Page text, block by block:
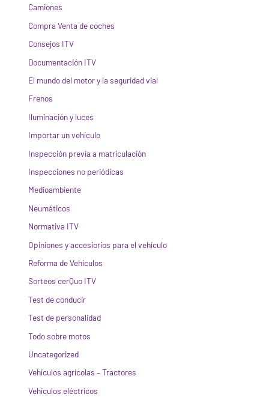
Camiones
Compra Venta de coches
Consejos ITV
Documentación ITV
El mundo del motor y la seguridad vial
Frenos
Iluminación y luces
Importar un vehículo
Inspección previa a matriculación
Inspecciones no periódicas
Medioambiente
Neumáticos
Normativa ITV
Opiniones y accesiorios para el vehículo
Reforma de Vehículos
Sorteos cerQuo ITV
Test de conducir
Test de personalidad
Todo sobre motos
Uncategorized
Vehículos agrícolas – Tractores
Vehículos eléctricos